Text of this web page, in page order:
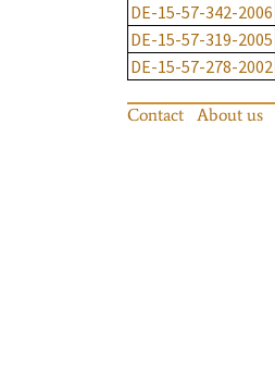
DE-15-57-342-2006
DE-15-57-319-2005
DE-15-57-278-2002
Contact About us